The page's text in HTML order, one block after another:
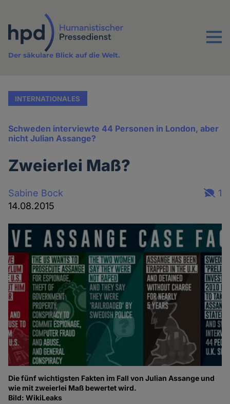
Inhalt
Menu
Der säkulare Blick auf die Welt.
INTERNATIONALES
Schweden interviewte 44 Personen in London, aber
nicht Julian Assange?
Zweierlei Maß?
Sabine Bock
14.08.2015
1
Die fünf wichtigsten Fakten im Fall von Julian Assange und
wie mit zweierlei Maß bewertet wird.
Bild: WikiLeaks